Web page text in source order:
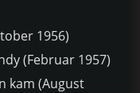
1956)
(Februar 1957)
kam (August